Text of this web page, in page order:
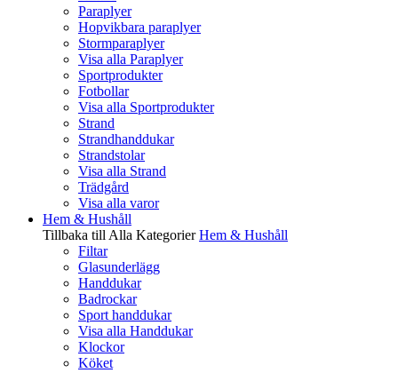
Paraplyer
Hopvikbara paraplyer
Stormparaplyer
Visa alla Paraplyer
Sportprodukter
Fotbollar
Visa alla Sportprodukter
Strand
Strandhanddukar
Strandstolar
Visa alla Strand
Trädgård
Visa alla varor
Hem & Hushåll
Tillbaka till Alla Kategorier Hem & Hushåll
Filtar
Glasunderlägg
Handdukar
Badrockar
Sport handdukar
Visa alla Handdukar
Klockor
Köket